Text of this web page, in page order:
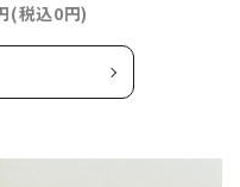
ついて
(税込0円)